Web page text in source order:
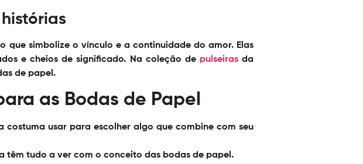
que simbolize o vínculo e a continuidade do amor. Elas
e cheios de significado. Na coleção de pulseirasda
de papel.
as Bodas de Papel
costuma usar para escolher algo que combine com seu
têm tudo a ver com o conceito das bodas de papel.